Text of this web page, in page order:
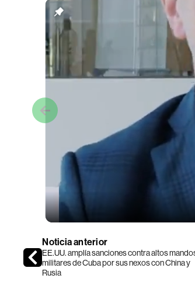
Noticia anterior
EE.UU. amplía sanciones contra altos
militares de Cuba por sus nexos con China y
Rusia